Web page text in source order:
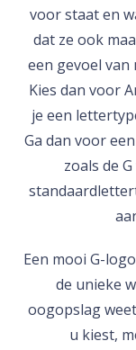
voor staat en
dat ze ook
een gevoel
Kies dan voor
je een
Ga dan voor
zoals de
Een mooi G-
de unieke
oogopslag
u kiest,